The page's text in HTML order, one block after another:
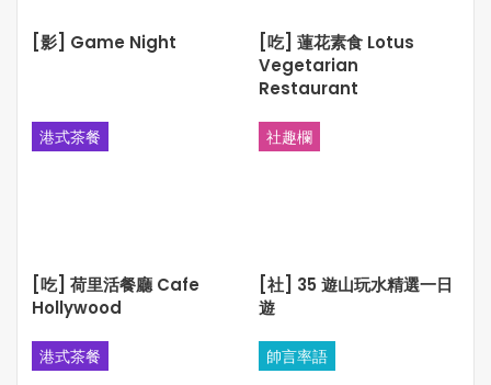
“四海同春” 大型綜藝晚會 – 多倫多站公演資料
演出時間：晚上7時開始
演出地點：Metro Toronto Convention Centre – John
查詢：647-883-7879
[影] Game Night
[吃] 蓮花素食 Lotus
Vegetarian
Restaurant
港式茶餐
[吃] 荷里活餐廳 Cafe
Hollywood
社趣欄
[社] 35 遊山玩水精選一日
遊
港式茶餐 帥言率語